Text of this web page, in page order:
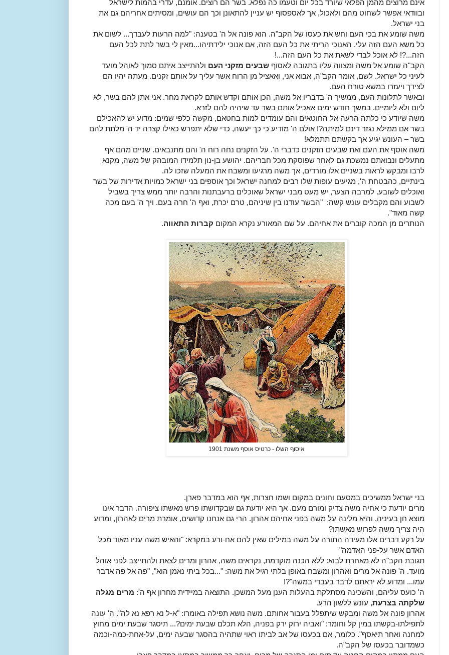
אינם מרוצים מהמן הפלאי שיורד בכל יום וטעמו כה נפלא. בשר הם רוצים. אומנם, עדרי בהמות לישראל
ובוודאי אפשר לשחוט מהם ולאכול, אך לאספסוף יש עניין להתאונן וכך הם עושים, ומסיתים אחריהם גם את
בני ישראל.
משה שומע את בכי העם וחש את כעסו של הקב"ה. הוא פונה אל ה' בטענה: "למה הרעות לעבדך... לשום את
כל משא העם הזה עלי. האנוכי הריתי את כל העם הזה, אם אנוכי ילידתיהו...מאין לי בשר לתת לכל העם
הזה...?! לא אוכל לבדי לשאת את כל העם הזה...!
הקב"ה שומע אל משה ומצווה עליו בתגובה לאסוף שבעים מזקני העם ולהתייצב איתם סמוך לאוהל מועד
לעיני כל ישראל. לשם, אומר הקב"ה, אבוא אני, ואאציל מן הרוח אשר עליך על אותם זקנים. מעתה יהיו הם
לצידך ויעזרו במשא טורח העם.
ובאשר לתלונות העם, ממשיך ה' בדבריו אל משה, הכן אותם וקדש אותם לקראת מחר. אני אתן להם בשר, לא
ליום ולא ליומיים. במשך חודש ימים אאכיל אותם בשר עד שיהיה להם לזרא.
משה שיודע כי כלתה הרעה אל החוטאים והם עומדים למות בחטאם, מקשה כלפי שמים: מדוע יש להאכילם
בשר אם ממילא נגזר דינם למיתה?! אולם ה' מודיע כי כך יעשה, כדי שלא יתפרש כאילו קצרה יד ה' מלתת להם
בשר – העונש יגיע אך בקשתם תתמלא!
משה אוסף את העם ואת שבעים הזקנים כדברי ה'. על הזקנים נחה רוח ה' והם מתנבאים. שניים מהם אף
מתעלים ונבואתם נמשכת גם לאחר שפוסקת מכל חבריהם. יהושע בן-נון תלמידו המובהק של משה, מקנא
לרבו ומבקש לראות בשניים אלו מורדים, אך משה מרגיעו ומשבח את המעלה שזכו לה.
בינתיים, כהבטחת ה', מגיעים עופות שלו רבים למחנה ישראל וכך אוספים בני ישראל כמויות אדירות של בשר
ואוכלים לשובע. למרבה הצער, יש מעט מבני ישראל שאוכלים ברעבתנות והרבה יותר ממש צריך בשביל
לשבוע והם מקבלים עונש קשה: "הבשר עודנו בין שיניהם, טרם יכרת, ואף ה' חרה בעם. ויך ה' בעם מכה
קשה מאוד".
הנותרים מן המכה קוברים את אחיהם. על שם המאורע נקרא המקום קברות התאווה.
איסוף השלו - כרטיס אוסף משנת 1901
בני ישראל ממשיכים במסעם וחונים במקום ושמו חצרות, אף הוא במדבר פארן.
מרים יודעת כי אחיה משה צדיק ומורם מעם. אך היא יודעת גם שבקדושתו פרש מאשתו ציפורה. הדבר אינו
מוצא חן בעיניה, והיא מלינה על משה בפני אחיהם אהרון. הרי גם אנחנו קדושים, אומרת מרים לאהרון, ומדוע
היה צריך משה לפרוש מאשתו?
על רקע דברים אלו מעידה התורה על משה במילים שאין להם אח-ורע במקרא: "והאיש משה עניו מאוד מכל
האדם אשר על-פני האדמה"
תגובת הקב"ה לא מאחרת לבוא: ללא הכנה מוקדמת, נקראים משה, אהרון ומרים לצאת ולהתייצב לפני אוהל
מועד. ה' פונה אל מרים ואהרון ומשבח באופן בלתי רגיל את משה: "...בכל ביתי נאמן הוא", "פה אל פה אדבר
עמו... ומדוע לא יראתם לדבר בעבדי במשה"?!
ה' כועס עליהם, והשכינה מסתלקת בהעלות הענן מעל המשכן. התוצאה במיידית מחרון אף ה': מרים מגלה
שלקתה בצרעת, עונש ללשון הרע.
אהרון פונה אל משה ומבקש שיתפלל בעבור אחותם. משה נושא תפילה באומרו: "א-ל נא רפא נא לה". ה' עונה
לתפילתו-בקשתו במין קל וחומר: "ואביה ירוק ירק בפניה, הלא תכלם שבעת ימים?... תיסגר שבעת ימים מחוץ
למחנה ואחר תיאסף". כלומר, אם בכעסו של אב לביתו ראוי שתהיה בהסגר שבעה ימים, על-אחת-כמה-וכמה
כשמדובר בכעסו של הקב"ה.